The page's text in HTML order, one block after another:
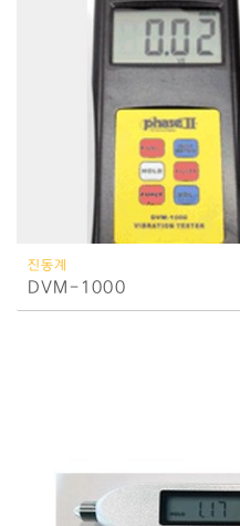
진동계
DVM-1000